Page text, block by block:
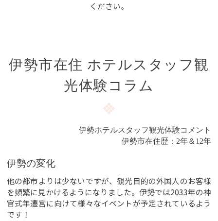
ください。
伊勢市在住 ホテルスタッフ観
光体験コラム
伊勢ホテルスタッフ観光体験コメント
伊勢市在住歴：2年＆12年
伊勢の変化
他の都市よりは少ないですが、観光目的の外国人のお客様
を頻繁に見かけるようになりました。伊勢では2033年の神
官式年遷宮に向けて様々なイベントが予定されているよう
です！